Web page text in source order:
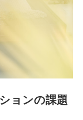
ョンの課題